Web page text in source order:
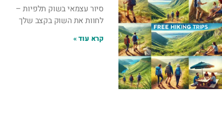
סיור עצמאי בשוק תלפיות –
לחוות את השוק בקצב שלך
קרא עוד »